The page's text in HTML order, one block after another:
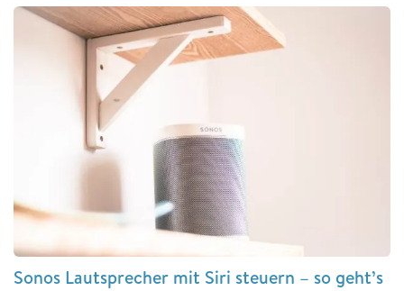
Sonos Lautsprecher mit Siri steuern – so geht’s